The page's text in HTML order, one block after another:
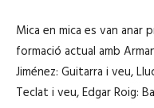
Mica en mica es van
formació actual amb
Jiménez: Guitarra i veu,
Teclat i veu, Edgar Roig: